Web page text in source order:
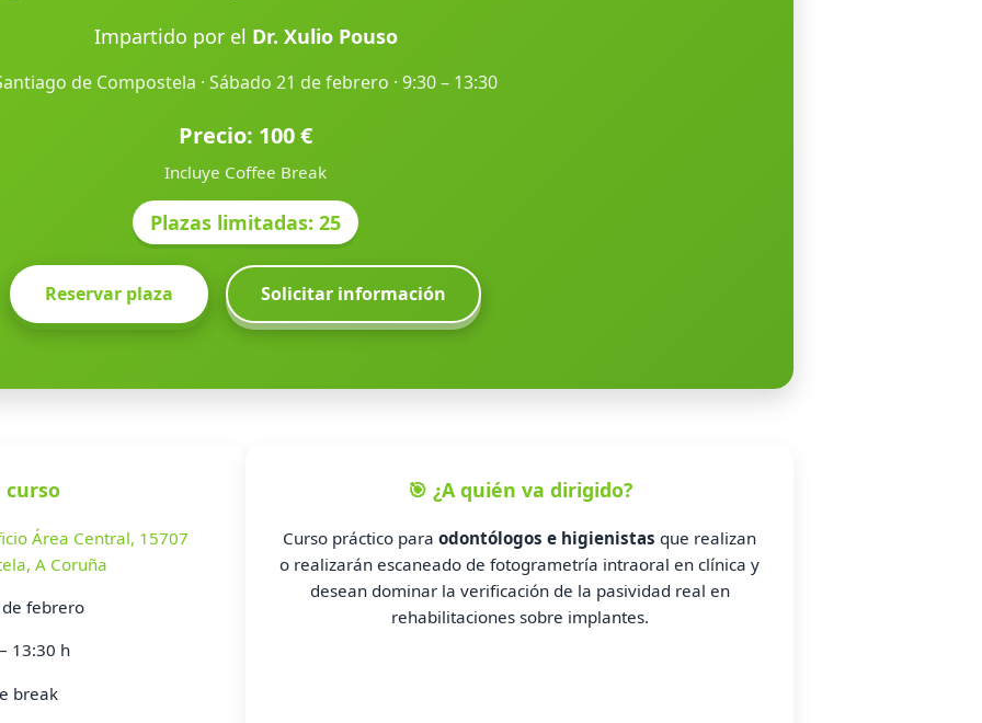
Impartido por el Dr. Xulio Pouso
de Compostela · Sábado 21 de febrero · 9:30 – 13:30
Precio: 100 €
Incluye Coffee Break
Plazas limitadas: 25
Reservar plaza Solicitar información
curso
Área Central, 15707
A Coruña
febrero
13:30 h
break
🎯 ¿A quién va dirigido?
Curso práctico para odontólogos e higienistas que realizan
o realizarán escaneado de fotogrametría intraoral en clínica y
desean dominar la verificación de la pasividad real en
rehabilitaciones sobre implantes.